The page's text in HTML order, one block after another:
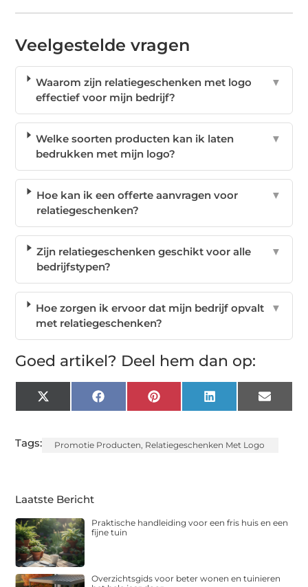
Veelgestelde vragen
Waarom zijn relatiegeschenken met logo
effectief voor mijn bedrijf?
▼
Welke soorten producten kan ik laten
bedrukken met mijn logo?
▼
Hoe kan ik een offerte aanvragen voor
relatiegeschenken?
▼
Zijn relatiegeschenken geschikt voor alle
bedrijfstypen?
▼
Hoe zorgen ik ervoor dat mijn bedrijf opvalt
met relatiegeschenken?
▼
Goed artikel? Deel hem dan op:
X
(Twitter)
FacebookPinterest LinkedIn Email
Tags: Promotie Producten, Relatiegeschenken Met Logo
Laatste Bericht
Praktische handleiding voor een fris huis en een
fijne tuin
Overzichtsgids voor beter wonen en tuinieren